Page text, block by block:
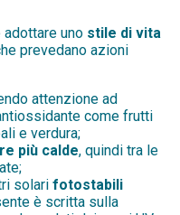
uno stile di vita
prevedano azioni
attenzione ad
come frutti
e verdura;
più calde, quindi tra le
solari fotostabili
è scritta sulla